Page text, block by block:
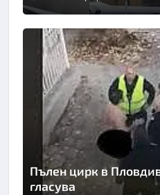
Пълен цирк в
гласува